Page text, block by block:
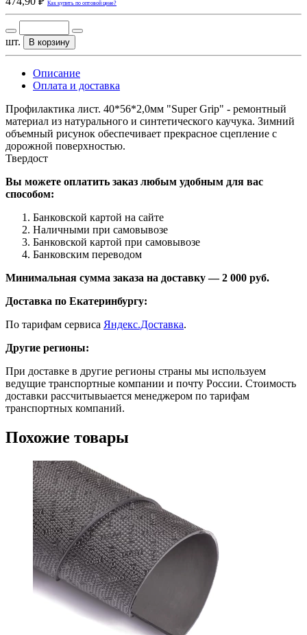
Как купить по оптовой цене?
шт. В корзину
Описание
Оплата и доставка
Профилактика лист. 40*56*2,0мм "Super Grip" - ремонтный
материал из натурального и синтетического каучука. Зимний
объемный рисунок обеспечивает прекрасное сцепление с
дорожной поверхностью.
Твердост
Вы можете оплатить заказ любым удобным для вас
способом:
Банковской картой на сайте
Наличными при самовывозе
Банковской картой при самовывозе
Банковским переводом
Минимальная сумма заказа на доставку — 2 000 руб.
Доставка по Екатеринбургу:
По тарифам сервиса Яндекс.Доставка.
Другие регионы:
При доставке в другие регионы страны мы используем
ведущие транспортные компании и почту России. Стоимость
доставки рассчитывыается менеджером по тарифам
транспортных компаний.
Похожие товары